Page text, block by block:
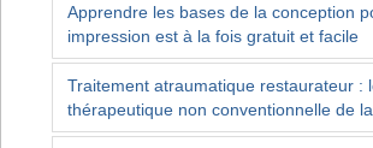
Apprendre les bases de la conception
impression est à la fois gratuit et facile
Traitement atraumatique restaurateur :
thérapeutique non conventionnelle de